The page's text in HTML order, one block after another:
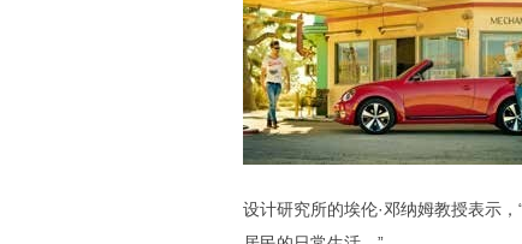
设计研究所的埃伦·邓纳姆教授表示